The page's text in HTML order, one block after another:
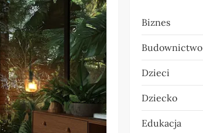
Biznes
Budownictwo
Dzieci
Dziecko
Edukacja